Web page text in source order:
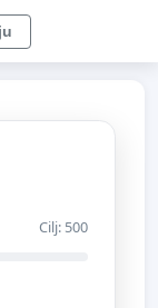
Cilj: 500